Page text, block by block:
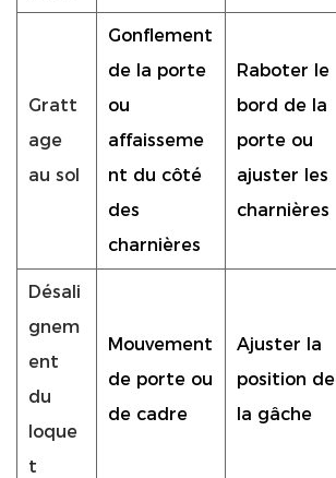
Gratt
age
au sol
Gonflement
de la porte
ou
affaisseme
nt du côté
des
charnières
Raboter le
bord de la
porte ou
ajuster les
charnières
Désali
gnem
ent
du
loque
t
Mouvement
de porte ou
de cadre
Ajuster la
position de
la gâche